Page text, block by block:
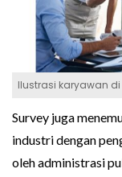
Ilustrasi karyawan
Survey juga
industri dengan
oleh administrasi